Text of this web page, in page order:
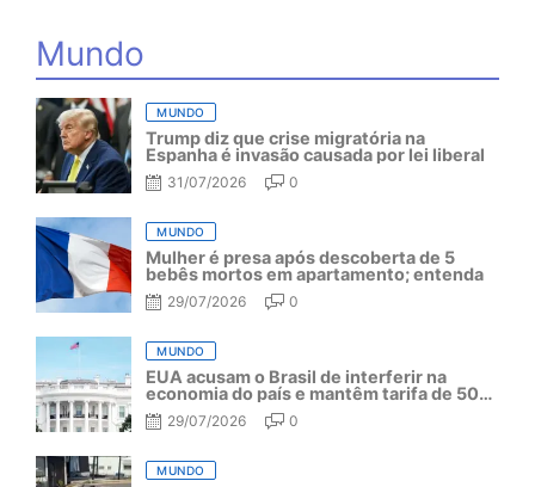
Mundo
MUNDO
Trump diz que crise migratória na
Espanha é invasão causada por lei liberal
31/07/2026 0
MUNDO
Mulher é presa após descoberta de 5
bebês mortos em apartamento; entenda
29/07/2026 0
MUNDO
EUA acusam o Brasil de interferir na
economia do país e mantêm tarifa de 50%
por mais um ano
29/07/2026 0
MUNDO